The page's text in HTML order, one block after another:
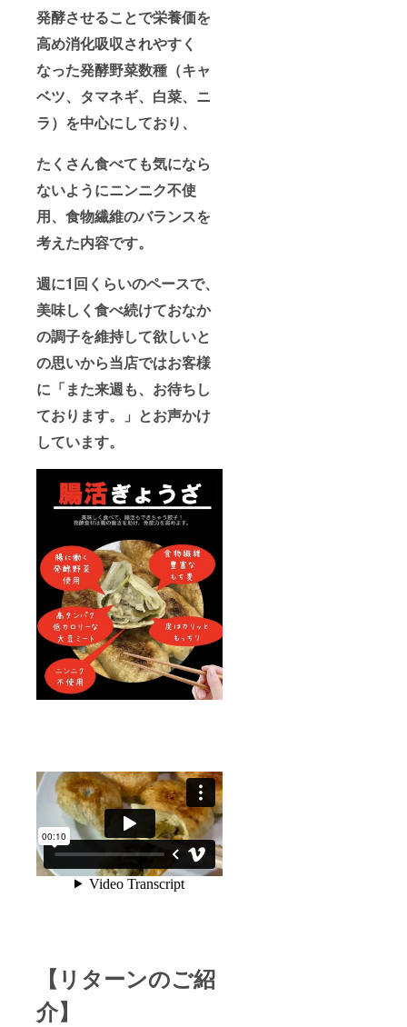
発酵させることで栄養価を
高め消化吸収されやすく
なった発酵野菜数種（キャ
ベツ、タマネギ、白菜、ニ
ラ）を中心にしており、
たくさん食べても気になら
ないようにニンニク不使
用、食物繊維のバランスを
考えた内容です。
週に1回くらいのペースで、
美味しく食べ続けておなか
の調子を維持して欲しいと
の思いから当店ではお客様
に「また来週も、お待ちし
ております。」とお声かけ
しています。
【リターンのご紹
介】